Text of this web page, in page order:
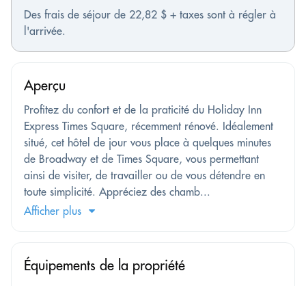
Des frais de séjour de 22,82 $ + taxes sont à régler à
l'arrivée.
Aperçu
Profitez du confort et de la praticité du Holiday Inn
Express Times Square, récemment rénové. Idéalement
situé, cet hôtel de jour vous place à quelques minutes
de Broadway et de Times Square, vous permettant
ainsi de visiter, de travailler ou de vous détendre en
toute simplicité. Appréciez des chamb...
Afficher plus
Équipements de la propriété